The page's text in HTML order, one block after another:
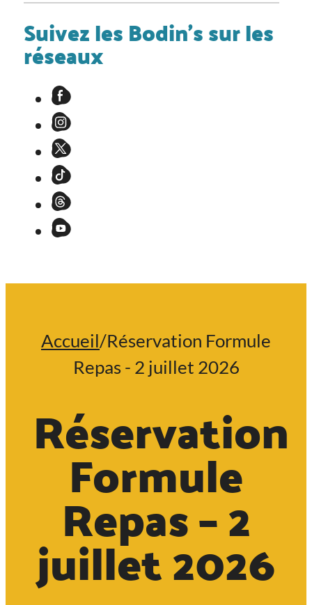
Suivez les Bodin's sur les
réseaux
Accueil/Réservation Formule
Repas - 2 juillet 2026
Réservation
Formule
Repas – 2
juillet 2026